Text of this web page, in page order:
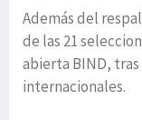
Además del
de las 21
abierta BIND,
internacionales.